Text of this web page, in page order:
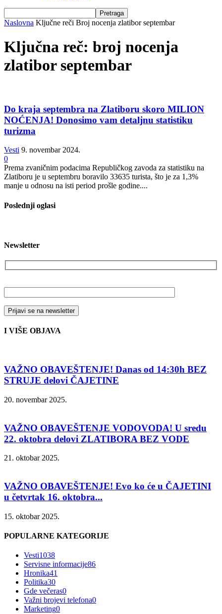
Naslovna Ključne reči Broj nocenja zlatibor septembar
Ključna reč: broj nocenja
zlatibor septembar
Do kraja septembra na Zlatiboru skoro MILION
NOĆENJA! Donosimo vam detaljnu statistiku
turizma
Vesti 9. novembar 2024.
0
Prema zvaničnim podacima Republičkog zavoda za statistiku na
Zlatiboru je u septembru boravilo 33635 turista, što je za 1,3%
manje u odnosu na isti period prošle godine....
Poslednji oglasi
Newsletter
I VIŠE OBJAVA
VAŽNO OBAVEŠTENJE! Danas od 14:30h BEZ
STRUJE delovi ČAJETINE
20. novembar 2025.
VAŽNO OBAVEŠTENJE VODOVODA! U sredu
22. oktobra delovi ZLATIBORA BEZ VODE
21. oktobar 2025.
VAŽNO OBAVEŠTENJE! Evo ko će u ČAJETINI
u četvrtak 16. oktobra...
15. oktobar 2025.
POPULARNE KATEGORIJE
Vesti1038
Servisne informacije86
Hronika41
Politika30
Gde večeras0
Važni brojevi telefona0
Marketing0